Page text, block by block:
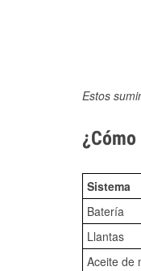
Estos
Sistema
Batería
Llantas
Aceite de